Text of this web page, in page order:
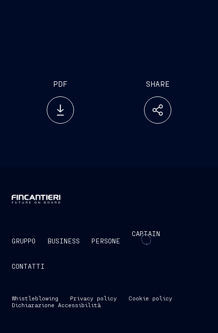
PDF SHARE
GRUPPO BUSINESS PERSONE
CAPTAIN
CONTATTI
Whistleblowing Privacy policy
Cookie policy
Dichiarazione Accessibilità